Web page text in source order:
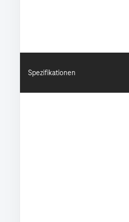
Spezifikationen